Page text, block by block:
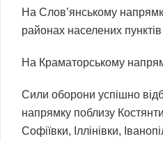
На Слов’янському
районах населених
На Краматорському
Сили оборони успішно
напрямку поблизу
Софіївки, Іллінівки,